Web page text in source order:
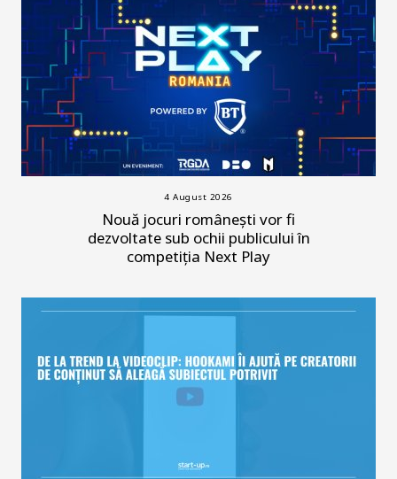
4 August 2026
Nouă jocuri românești vor fi
dezvoltate sub ochii publicului în
competiția Next Play